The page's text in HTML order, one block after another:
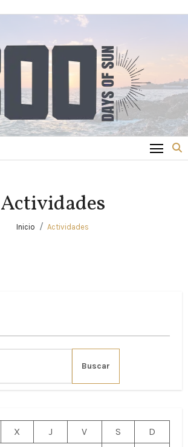
Actividades
Inicio Actividades
Buscar
X J V S
D